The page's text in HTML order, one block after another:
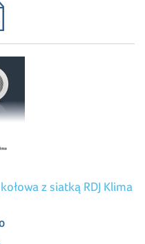
z siatką RDJ Klima